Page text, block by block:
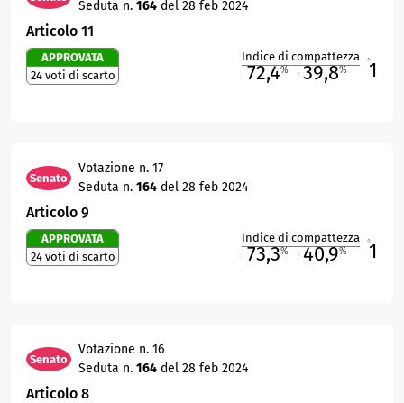
Seduta n. 164 del 28 feb 2024
Articolo 11
APPROVATA
24 voti di scarto
Indice di compattezza
72,4% 39,8% 1
Senato
Votazione n. 17
Seduta n. 164 del 28 feb 2024
Articolo 9
APPROVATA
24 voti di scarto
Indice di compattezza
73,3% 40,9% 1
Senato
Votazione n. 16
Seduta n. 164 del 28 feb 2024
Articolo 8